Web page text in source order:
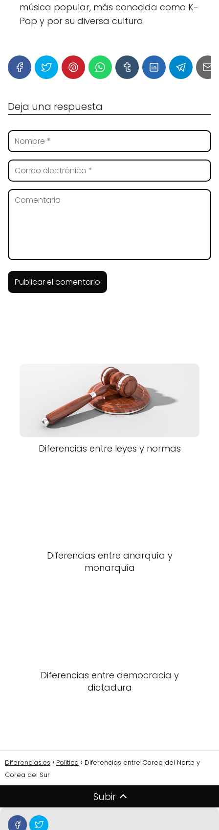
música popular, más conocida como K-
Pop y por su diversa cultura.
Deja una respuesta
Diferencias entre leyes y normas
Diferencias entre anarquía y
monarquía
Diferencias entre democracia y
dictadura
Diferencias.es Política
Diferencias entre Corea del Norte y
Corea del Sur
Subir